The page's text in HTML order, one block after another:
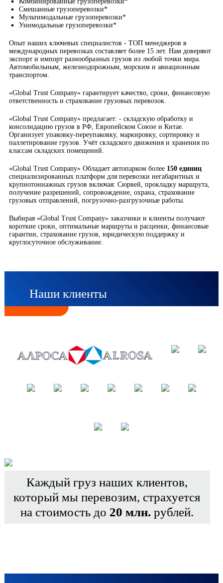
Смешанные грузоперевозки*
Мультимодальные грузоперевозки*
Унимодальные грузоперевозки*
Опыт наших ключевых специалистов - ТОП менеджеров в
международных перевозках составляет более 15 лет. Нам доверяют
экспорт и импорт разнообразных грузов из любой точки мира.
Автомобильным, железнодорожным, морским и авиационным
транспортом.
«Global Trust Company» гарантирует качество, сроки, финансовую
ответственность и страхование грузовых перевозок.
«Global Trust Company» предлагает: - складскую обработку и
консолидацию грузов в РФ, Европейском Союзе и Китае.
Организует упаковку-переупаковку, маркировку, сортировку и
паллетирование грузов. Учёт складского движения и хранения по
классам складских помещений.
«Global Trust Company» Обладает автопарком более 150 единиц
специализированных платформ для перевозки негабаритных и
крупнотоннажных грузов включая: Сюрвей, прокладку маршрута,
получение разрешений, сопровождение, охрана, страхование
грузовых отправлений, погрузочно-разгрузочные работы.
Выбирая «Global Trust Company» заказчики и клиенты получают
короткие сроки, оптимальные маршруты и расценки, финансовые
гарантии, страхование грузов, юридическую поддержку и
круглосуточное обслуживание.
Наши клиенты
Каждый груз наших клиентов,
который мы перевозим, страхуется
на стоимость до 20 млн. рублей.